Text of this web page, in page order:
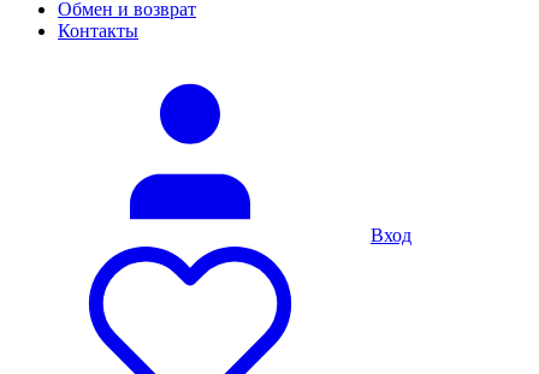
Обмен и возврат
Контакты
Вход